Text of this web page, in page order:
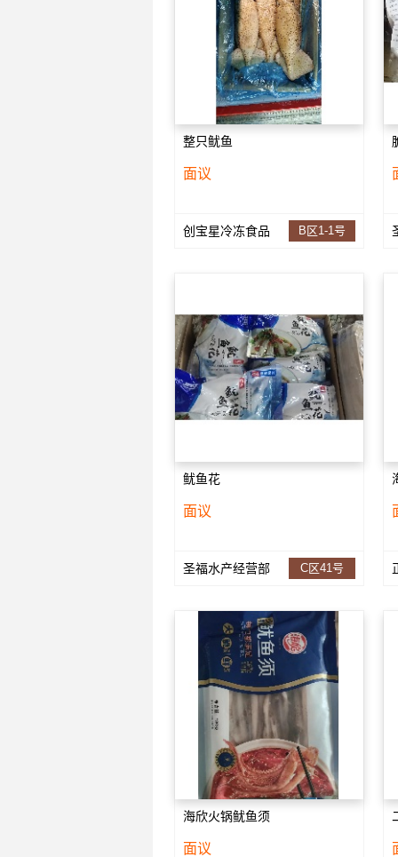
整只鱿鱼
面议
创宝星冷冻食品 B区1-1号
鱿鱼花
面议
圣福水产经营部 C区41号
海欣火锅鱿鱼须
面议